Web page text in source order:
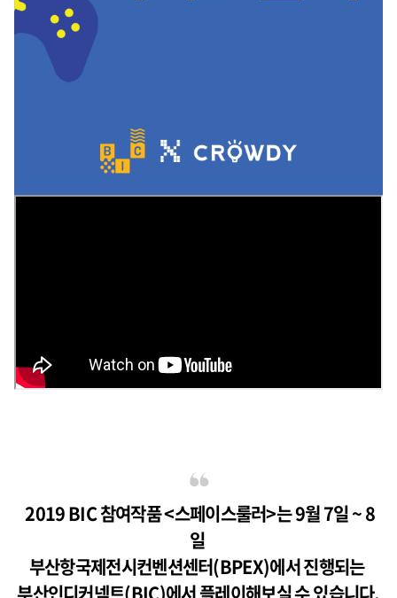
2019 BIC 참여작품 <스페이스룰러>는 9월 7일 ~ 8
일
부산항국제전시컨벤션센터(BPEX)에서 진행되는